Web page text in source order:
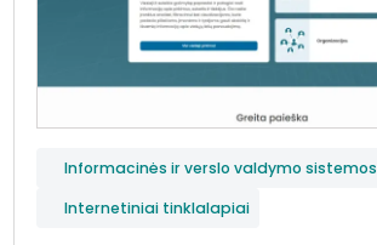
Informacinės ir verslo valdymo sistemos
Internetiniai tinklalapiai